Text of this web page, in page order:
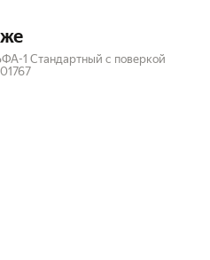
1 Стандартный с поверкой